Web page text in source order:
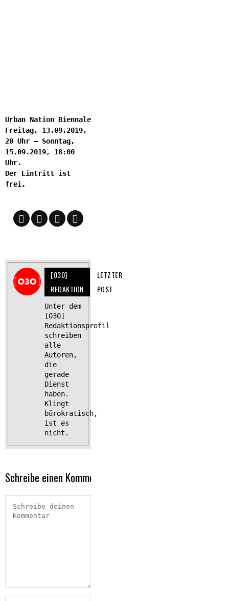
Urban Nation Biennale
Freitag, 13.09.2019,
20 Uhr – Sonntag,
15.09.2019, 18:00
Uhr.
Der Eintritt ist
frei.
[030]
REDAKTION
LETZTER
POST
Unter dem
[030]
Redaktionsprofil
schreiben
alle
Autoren,
die
gerade
Dienst
haben.
Klingt
bürokratisch,
ist es
nicht.
Schreibe einen Kommentar